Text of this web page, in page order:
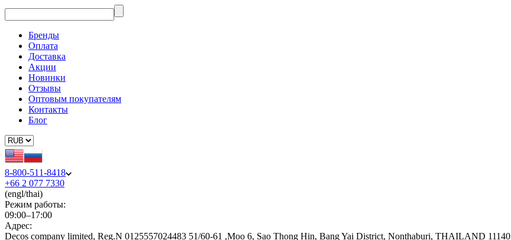
Бренды
Оплата
Доставка
Акции
Новинки
Отзывы
Оптовым покупателям
Контакты
Блог
8-800-511-8418
+66 2 077 7330
(engl/thai)
Режим работы:
09:00–17:00
Адрес:
Decos company limited, Reg.N 0125557024483 51/60-61 ,Moo 6, Sao Thong Hin, Bang Yai District, Nonthaburi, THAILAND 11140